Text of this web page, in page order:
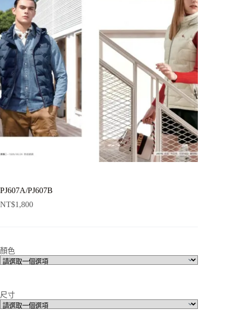
PJ607A/PJ607B
NT$1,800
顏色
尺寸